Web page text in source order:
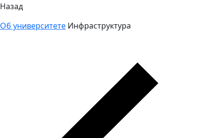
Назад
Об университете Инфраструктура